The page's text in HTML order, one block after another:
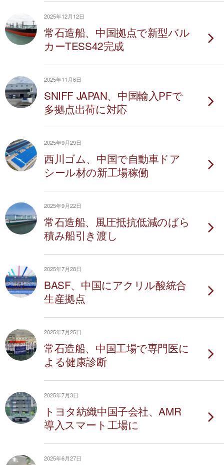
2025年12月12日
常石造船、中国拠点で新型バル
カーTESS42完成
2025年11月6日
SNIFF JAPAN、中国輸入PFで
多拠点出荷に対応
2025年9月29日
西川ゴム、中国で自動車ドア
シール材の新工場稼働
2025年9月22日
常石造船、風圧抵抗低減のばら
積み船引き渡し
2025年7月28日
BASF、中国にアクリル酸統合
生産拠点
2025年7月25日
常石造船、中国工場で専門医に
よる健康診断
2025年7月3日
トヨタ紡織中国子会社、AMR
導入スマート工場に
2025年6月27日